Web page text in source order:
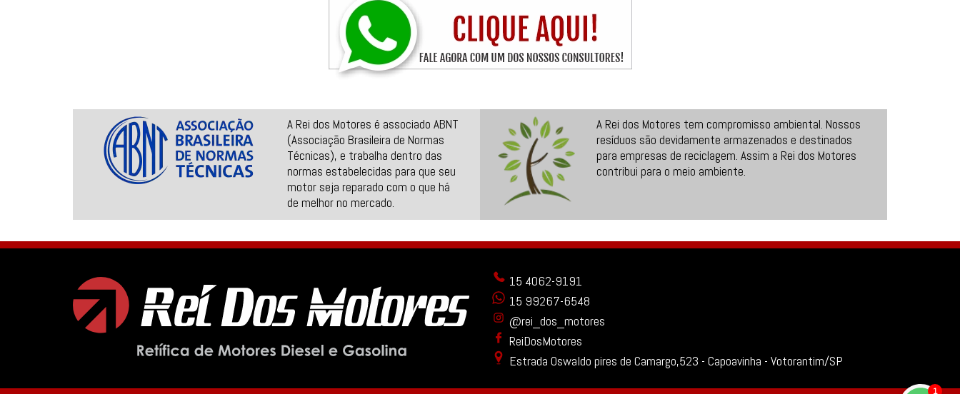
A Rei dos Motores é associado ABNT
(Associação Brasileira de Normas
Técnicas), e trabalha dentro das
normas estabelecidas para que seu
motor seja reparado com o que há
de melhor no mercado.
A Rei dos Motores tem compromisso ambiental. Nossos
resíduos são devidamente armazenados e destinados
para empresas de reciclagem. Assim a Rei dos Motores
contribui para o meio ambiente.
1
15 4062-9191
15 99267-6548
@rei_dos_motores
ReiDosMotores
Estrada Oswaldo pires de Camargo,523 - Capoavinha - Votorantim/SP